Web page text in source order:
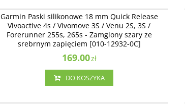
Garmin Paski silikonowe 18 mm Quick Release
Vivoactive 4s / Vivomove 3S / Venu 2S, 3S /
Forerunner 255s, 265s - Zamglony szary ze
srebrnym zapięciem [010-12932-0C]
169.00zł
DO KOSZYKA